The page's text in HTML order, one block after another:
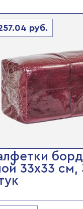
руб.
33х33 см,